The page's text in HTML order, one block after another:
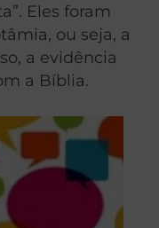
Eles foram
ou seja, a
a evidência
a Bíblia.